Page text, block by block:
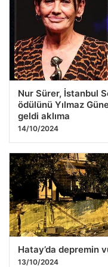
Nur Sürer, İstanbul
ödülünü Yılmaz
geldi aklıma
14/10/2024
Hatay’da depremin
13/10/2024